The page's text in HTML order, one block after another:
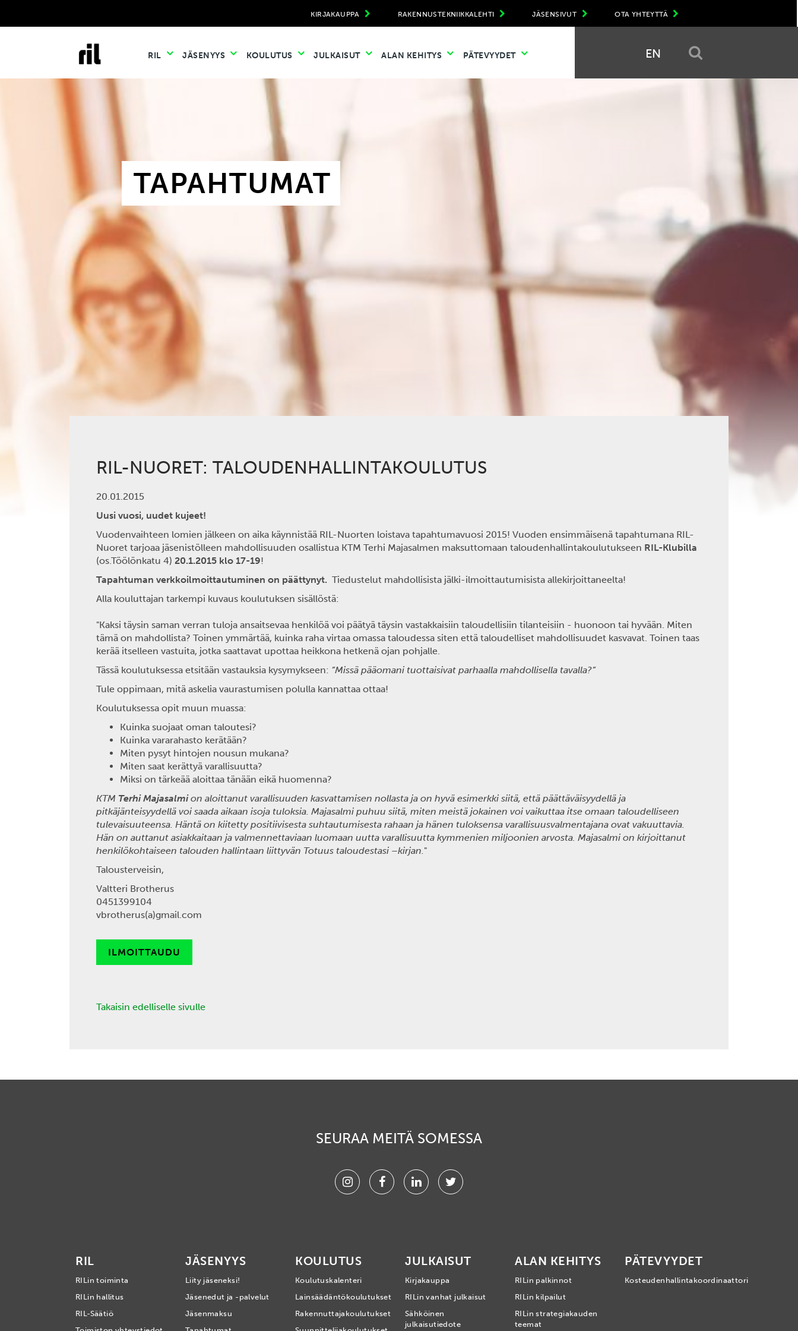
OTA YHTEYTTÄ
JÄSENSIVUT
RAKENNUSTEKNIIKKALEHTI
KIRJAKAUPPA
RIL JÄSENYYS KOULUTUS JULKAISUT ALAN KEHITYS PÄTEVYYDET EN
TAPAHTUMAT
RIL-NUORET: TALOUDENHALLINTAKOULUTUS
20.01.2015
Uusi vuosi, uudet kujeet!
Vuodenvaihteen lomien jälkeen on aika käynnistää RIL-Nuorten loistava tapahtumavuosi 2015! Vuoden ensimmäisenä tapahtumana RIL-
Nuoret tarjoaa jäsenistölleen mahdollisuuden osallistua KTM Terhi Majasalmen maksuttomaan taloudenhallintakoulutukseen RIL-Klubilla
(os.Töölönkatu 4) 20.1.2015 klo 17-19!
Tapahtuman verkkoilmoittautuminen on päättynyt. Tiedustelut mahdollisista jälki-ilmoittautumisista allekirjoittaneelta!
Alla kouluttajan tarkempi kuvaus koulutuksen sisällöstä:
"Kaksi täysin saman verran tuloja ansaitsevaa henkilöä voi päätyä täysin vastakkaisiin taloudellisiin tilanteisiin - huonoon tai hyvään. Miten
tämä on mahdollista? Toinen ymmärtää, kuinka raha virtaa omassa taloudessa siten että taloudelliset mahdollisuudet kasvavat. Toinen taas
kerää itselleen vastuita, jotka saattavat upottaa heikkona hetkenä ojan pohjalle.
Tässä koulutuksessa etsitään vastauksia kysymykseen: ”Missä pääomani tuottaisivat parhaalla mahdollisella tavalla?”
Tule oppimaan, mitä askelia vaurastumisen polulla kannattaa ottaa!
Koulutuksessa opit muun muassa:
Kuinka suojaat oman taloutesi?
Kuinka vararahasto kerätään?
Miten pysyt hintojen nousun mukana?
Miten saat kerättyä varallisuutta?
Miksi on tärkeää aloittaa tänään eikä huomenna?
KTM Terhi Majasalmion aloittanut varallisuuden kasvattamisen nollasta ja on hyvä esimerkki siitä, että päättäväisyydellä ja
pitkäjänteisyydellä voi saada aikaan isoja tuloksia. Majasalmi puhuu siitä, miten meistä jokainen voi vaikuttaa itse omaan taloudelliseen
tulevaisuuteensa. Häntä on kiitetty positiivisesta suhtautumisesta rahaan ja hänen tuloksensa varallisuusvalmentajana ovat vakuuttavia.
Hän on auttanut asiakkaitaan ja valmennettaviaan luomaan uutta varallisuutta kymmenien miljoonien arvosta. Majasalmi on kirjoittanut
henkilökohtaiseen talouden hallintaan liittyvän Totuus taloudestasi –kirjan."
Talousterveisin,
Valtteri Brotherus
0451399104
vbrotherus(a)gmail.com
ILMOITTAUDU
Takaisin edelliselle sivulle
SEURAA MEITÄ SOMESSA
InstagramFacebookLinkedinTwitter
RIL
RILin toiminta
RILin hallitus
RIL-Säätiö
JÄSENYYS
Liity jäseneksi!
Jäsenedut ja -palvelut
Jäsenmaksu
KOULUTUS
Koulutuskalenteri
Lainsäädäntökoulutukset
Rakennuttajakoulutukset
JULKAISUT
Kirjakauppa
RILin vanhat julkaisut
Sähköinen
julkaisutiedote
ALAN KEHITYS
RILin palkinnot
RILin kilpailut
RILin strategiakauden
teemat
PÄTEVYYDET
Kosteudenhallintakoordinaattori